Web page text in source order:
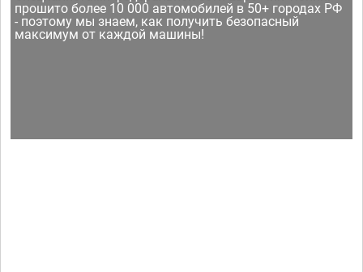
прошито более 10 000 автомобилей в 50+ городах РФ
- поэтому мы знаем, как получить безопасный
максимум от каждой машины!